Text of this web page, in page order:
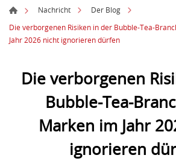
Nachricht
Der Blog
Die verborgenen Risiken in der Bubble-Tea-
Jahr 2026 nicht ignorieren dürfen
Die verborgenen
Bubble-Tea-
Marken im Jahr
ignorieren